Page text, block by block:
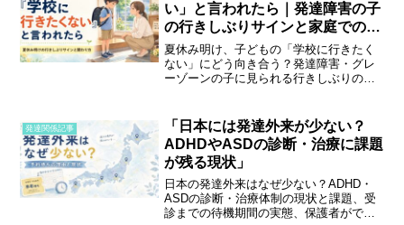
い」と言われたら｜発達障害の子
の行きしぶりサインと家庭での関
わり方
夏休み明け、子どもの「学校に行きたく
ない」にどう向き合う？発達障害・グレ
ーゾーンの子に見られる行きしぶりのサ
します。
発達関係記事
「日本には発達外来が少ない？
ADHDやASDの診断・治療に課題
が残る現状」
日本の発達外来はなぜ少ない？ADHD・
ASDの診断・治療体制の現状と課題、受
診までの待機期間の実態、保護者ができ